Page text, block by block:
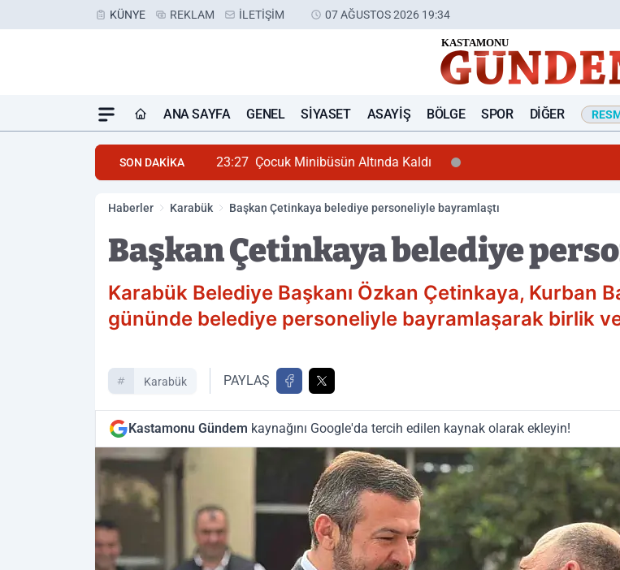
KÜNYE REKLAM İLETIŞIM 07 AĞUSTOS 2026 19:34
ANA SAYFA GENEL SIYASET ASAYIŞ BÖLGE SPOR DIĞER
SON DAKİKA 23:27 Çocuk Minibüsün Altında Kaldı
Haberler Karabük Başkan Çetinkaya belediye personeliyle bayramlaştı
Başkan Çetinkaya belediye
Karabük Belediye Başkanı Özkan Çetinkaya, Kurban
gününde belediye personeliyle bayramlaşarak birlik
Karabük PAYLAŞ
Kastamonu Gündem kaynağını Google'da tercih edilen kaynak olarak ekleyin!